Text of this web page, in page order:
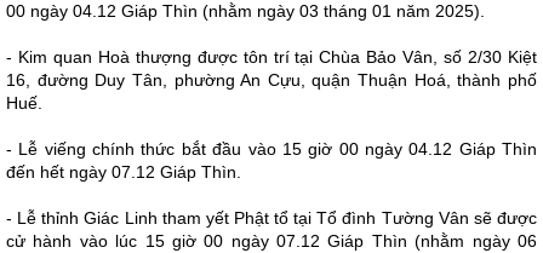
00 ngày 04.12 Giáp Thìn (nhằm ngày 03 tháng 01 năm 2025).
- Kim quan Hoà thượng được tôn trí tại Chùa Bảo Vân, số 2/30 Kiệt
16, đường Duy Tân, phường An Cựu, quận Thuận Hoá, thành phố
Huế.
- Lễ viếng chính thức bắt đầu vào 15 giờ 00 ngày 04.12 Giáp Thìn
đến hết ngày 07.12 Giáp Thìn.
- Lễ thỉnh Giác Linh tham yết Phật tổ tại Tổ đình Tường Vân sẽ được
cử hành vào lúc 15 giờ 00 ngày 07.12 Giáp Thìn (nhằm ngày 06